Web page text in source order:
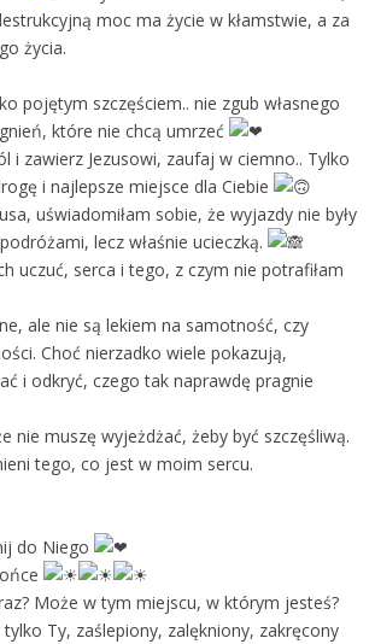
moc ma życie w kłamstwie, a za
życia.
pojętym szczęściem.. nie zgub własnego
które nie chcą umrzeć
i zawierz Jezusowi, zaufaj w ciemno.. Tylko
i najlepsze miejsce dla Ciebie
uświadomiłam sobie, że wyjazdy nie były
lecz właśnie ucieczką.
uczuć, serca i tego, z czym nie potrafiłam
ale nie są lekiem na samotność, czy
Choć nierzadko wiele pokazują,
i odkryć, czego tak naprawdę pragnie
nie muszę wyjeżdżać, żeby być szczęśliwą.
tego, co jest w moim sercu.
do Niego
Może w tym miejscu, w którym jesteś?
Ty, zaślepiony, zalękniony, zakręcony